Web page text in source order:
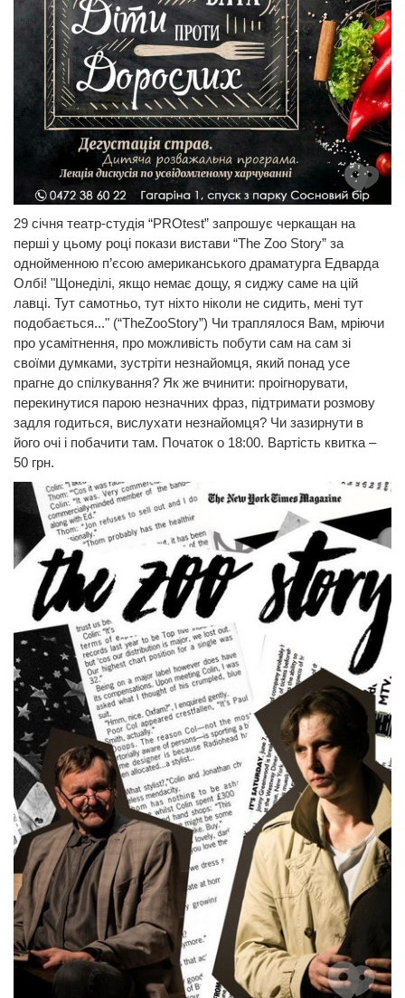
29 січня театр-студія “PROtest” запрошує черкащан на
перші у цьому році покази вистави “The Zoo Story” за
однойменною п’єсою американського драматурга Едварда
Олбі! "Щонеділі, якщо немає дощу, я сиджу саме на цій
лавці. Тут самотньо, тут ніхто ніколи не сидить, мені тут
подобається..." (“TheZooStory”) Чи траплялося Вам, мріючи
про усамітнення, про можливість побути сам на сам зі
своїми думками, зустріти незнайомця, який понад усе
прагне до спілкування? Як же вчинити: проігнорувати,
перекинутися парою незначних фраз, підтримати розмову
задля годиться, вислухати незнайомця? Чи зазирнути в
його очі і побачити там. Початок о 18:00. Вартість квитка –
50 грн.